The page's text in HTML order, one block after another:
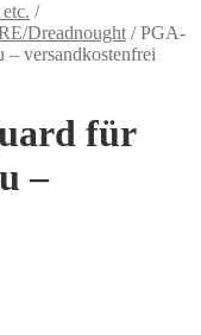
/
Dreadnought /PGA-
– versandkostenfrei
für
–